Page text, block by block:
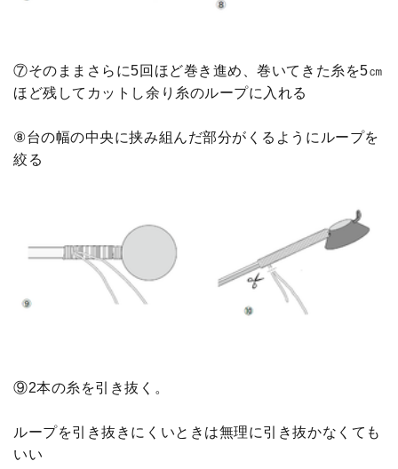
⑦そのままさらに5回ほど巻き進め、巻いてきた糸を5㎝
ほど残してカットし余り糸のループに入れる
⑧台の幅の中央に挟み組んだ部分がくるようにループを
絞る
⑨2本の糸を引き抜く。
ループを引き抜きにくいときは無理に引き抜かなくても
いい